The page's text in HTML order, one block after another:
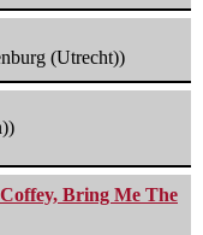
(Utrecht))
Bring Me The